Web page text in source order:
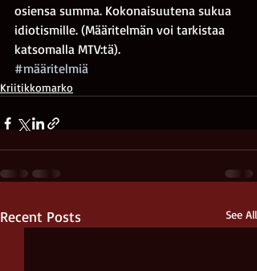
osiensa summa. Kokonaisuutena sukua
idiotismille. (Määritelmän voi tarkistaa
katsomalla MTV:tä).
#määritelmiä
Kriitikkomarko
Recent Posts See All